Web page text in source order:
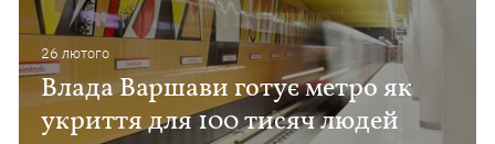
26 лютого
Влада Варшави готує метро як
укриття для 100 тисяч людей